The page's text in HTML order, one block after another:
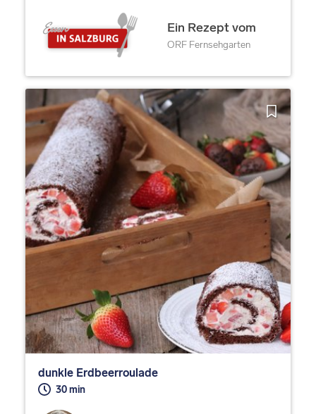
Ein Rezept vom
ORF Fernsehgarten
dunkle Erdbeerroulade
30 min